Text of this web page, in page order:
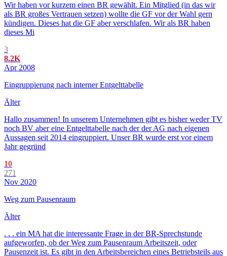
Wir haben vor kurzem einen BR gewählt. Ein Mitglied (in das wir
als BR großes Vertrauen setzen) wollte die GF vor der Wahl gern
kündigen. Dieses hat die GF aber verschlafen. Wir als BR haben
dieses Mi
3
8.2K
Apr 2008
Eingruppierung nach interner Entgelttabelle
Älter
Hallo zusammen! In unserem Unternehmen gibt es bisher weder TV
noch BV aber eine Entgelttabelle nach der der AG nach eigenen
Aussagen seit 2014 eingruppiert. Unser BR wurde erst vor einem
Jahr gegründ
10
271
Nov 2020
Weg zum Pausenraum
Älter
. . . ein MA hat die interessante Frage in der BR-Sprechstunde
aufgeworfen, ob der Weg zum Pausenraum Arbeitszeit, oder
Pausenzeit ist. Es gibt in den Arbeitsbereichen eines Betriebsteils aus